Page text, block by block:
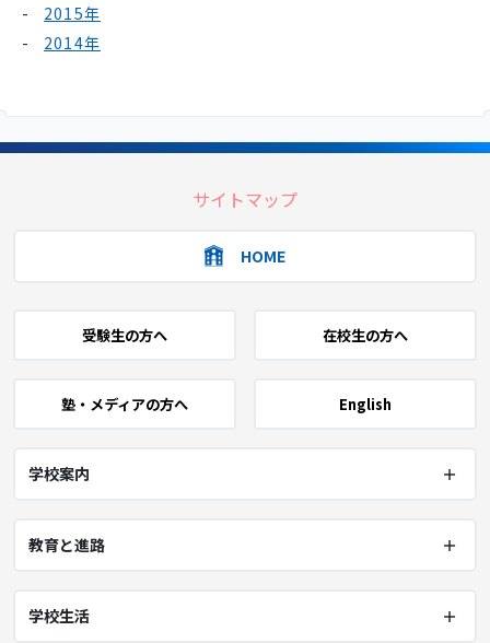
2015年
2014年
サイトマップ
HOME
受験生の方へ 在校生の方へ
塾・メディアの方へ English
学校案内
教育と進路
学校生活